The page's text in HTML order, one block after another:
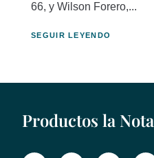
66, y Wilson Forero,...
SEGUIR LEYENDO
Productos la Nota